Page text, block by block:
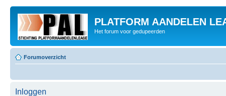
PLATFORM AANDELEN
Het forum voor gedupeerden
Forumoverzicht
Inloggen